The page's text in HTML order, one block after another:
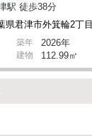
県君津市外箕輪2丁目
駅 徒歩38分
築年 2026年
建物 112.99㎡